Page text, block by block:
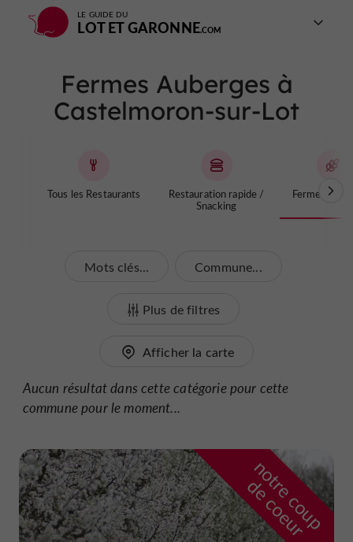
LE GUIDE DU
LOT ET GARONNE
Fermes Auberges à
Castelmoron-sur-Lot
Tous les Restaurants
Restauration rapide /
Snacking
Fermes
Mots clés... Commune...
Plus de filtres
Afficher la carte
Aucun résultat dans cette catégorie pour cette
commune pour le moment...
n
o
t
r
e
c
o
u
p
d
e
c
o
e
u
r